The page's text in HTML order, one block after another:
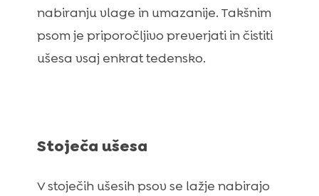
nabiranju vlage in umazanije. Takšnim
psom je priporočljivo preverjati in čistiti
ušesa vsaj enkrat tedensko.
Stoječa ušesa
V stoječih ušesih psov se lažje nabirajo